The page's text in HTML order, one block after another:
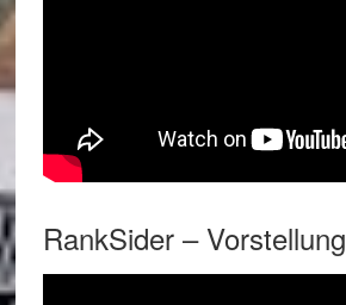
RankSider – Vorstellung